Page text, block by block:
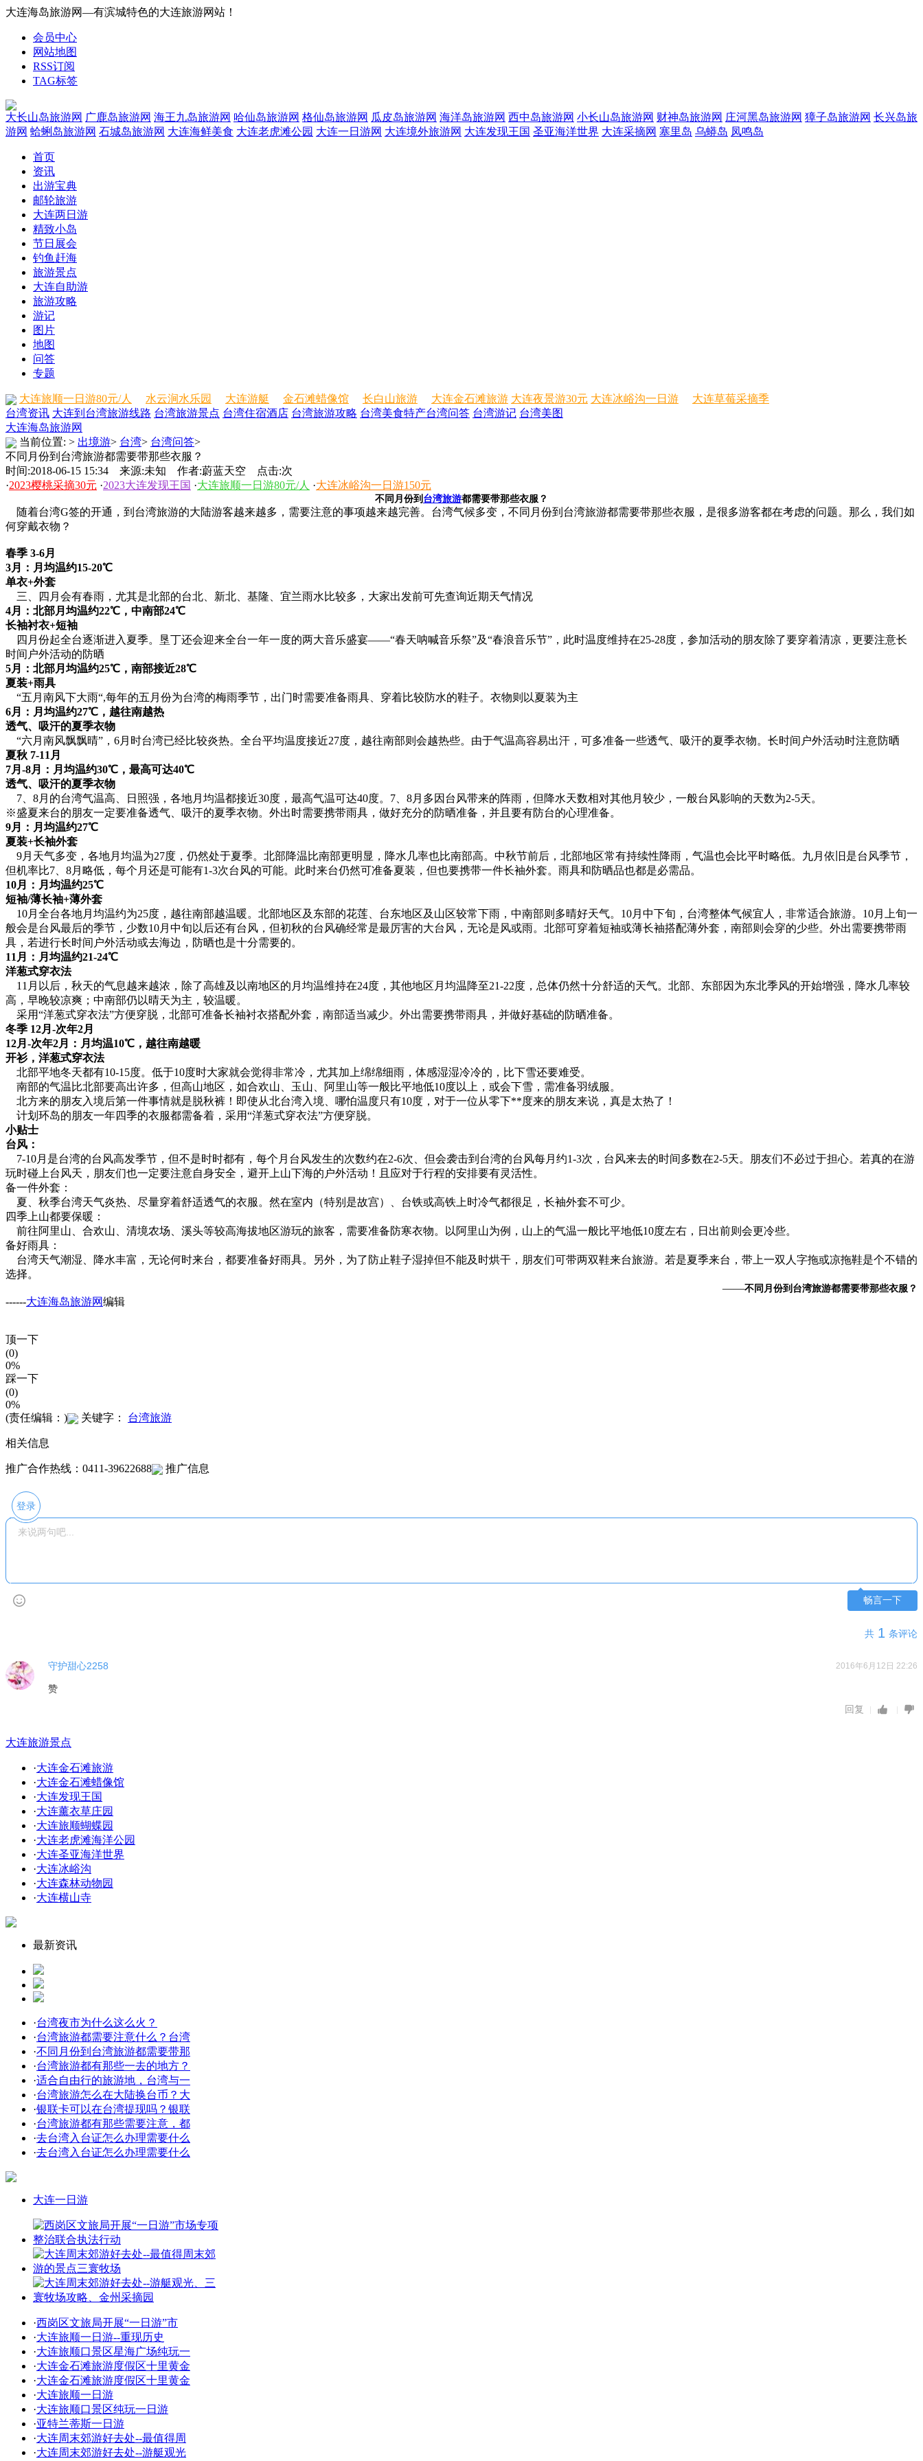
大连海岛旅游网—有滨城特色的大连旅游网站！
会员中心
网站地图
RSS订阅
TAG标签
大长山岛旅游网 广鹿岛旅游网 海王九岛旅游网 哈仙岛旅游网 格仙岛旅游网 瓜皮岛旅游网 海洋岛旅游网 西中岛旅游网 小长山岛旅游网 财神岛旅游网 庄河黑岛旅游网 獐子岛旅游网 长兴岛旅
游网 蛤蜊岛旅游网 石城岛旅游网 大连海鲜美食 大连老虎滩公园 大连一日游网 大连境外旅游网 大连发现王国 圣亚海洋世界 大连采摘网 塞里岛 乌蟒岛 凤鸣岛
首页
资讯
出游宝典
邮轮旅游
大连两日游
精致小岛
节日展会
钓鱼赶海
旅游景点
大连自助游
旅游攻略
游记
图片
地图
问答
专题
大连旅顺一日游80元/人 水云涧水乐园 大连游艇 金石滩蜡像馆 长白山旅游 大连金石滩旅游 大连夜景游30元 大连冰峪沟一日游
大连草莓采摘季
台湾资讯 大连到台湾旅游线路 台湾旅游景点 台湾住宿酒店 台湾旅游攻略 台湾美食特产台湾问答 台湾游记 台湾美图
大连海岛旅游网
当前位置: > 出境游> 台湾> 台湾问答>
不同月份到台湾旅游都需要带那些衣服？
时间:2018-06-15 15:34 来源:未知 作者:蔚蓝天空 点击:次
·2023樱桃采摘30元 ·2023大连发现王国 ·大连旅顺一日游80元/人 ·大连冰峪沟一日游150元
不同月份到 台湾旅游都需要带那些衣服？
随着台湾G签的开通，到台湾旅游的大陆游客越来越多，需要注意的事项越来越完善。台湾气候多变，不同月份到台湾旅游都需要带那些衣服，是很多游客都在考虑的问题。那么，我们如
何穿戴衣物？
春季 3-6月
3月：月均温约15-20℃
单衣+外套
三、四月会有春雨，尤其是北部的台北、新北、基隆、宜兰雨水比较多，大家出发前可先查询近期天气情况
4月：北部月均温约22℃，中南部24℃
长袖衬衣+短袖
四月份起全台逐渐进入夏季。垦丁还会迎来全台一年一度的两大音乐盛宴——“春天呐喊音乐祭”及“春浪音乐节”，此时温度维持在25-28度，参加活动的朋友除了要穿着清凉，更要注意长
时间户外活动的防晒
5月：北部月均温约25℃，南部接近28℃
夏装+雨具
“五月南风下大雨“,每年的五月份为台湾的梅雨季节，出门时需要准备雨具、穿着比较防水的鞋子。衣物则以夏装为主
6月：月均温约27℃，越往南越热
透气、吸汗的夏季衣物
“六月南风飘飘晴”，6月时台湾已经比较炎热。全台平均温度接近27度，越往南部则会越热些。由于气温高容易出汗，可多准备一些透气、吸汗的夏季衣物。长时间户外活动时注意防晒
夏秋 7-11月
7月-8月：月均温约30℃，最高可达40℃
透气、吸汗的夏季衣物
7、8月的台湾气温高、日照强，各地月均温都接近30度，最高气温可达40度。7、8月多因台风带来的阵雨，但降水天数相对其他月较少，一般台风影响的天数为2-5天。
※盛夏来台的朋友一定要准备透气、吸汗的夏季衣物。外出时需要携带雨具，做好充分的防晒准备，并且要有防台的心理准备。
9月：月均温约27℃
夏装+长袖外套
9月天气多变，各地月均温为27度，仍然处于夏季。北部降温比南部更明显，降水几率也比南部高。中秋节前后，北部地区常有持续性降雨，气温也会比平时略低。九月依旧是台风季节，
但机率比7、8月略低，每个月还是可能有1-3次台风的可能。此时来台仍然可准备夏装，但也要携带一件长袖外套。雨具和防晒品也都是必需品。
10月：月均温约25℃
短袖/薄长袖+薄外套
10月全台各地月均温约为25度，越往南部越温暖。北部地区及东部的花莲、台东地区及山区较常下雨，中南部则多晴好天气。10月中下旬，台湾整体气候宜人，非常适合旅游。10月上旬一
般会是台风最后的季节，少数10月中旬以后还有台风，但初秋的台风确经常是最厉害的大台风，无论是风或雨。北部可穿着短袖或薄长袖搭配薄外套，南部则会穿的少些。外出需要携带雨
具，若进行长时间户外活动或去海边，防晒也是十分需要的。
11月：月均温约21-24℃
洋葱式穿衣法
11月以后，秋天的气息越来越浓，除了高雄及以南地区的月均温维持在24度，其他地区月均温降至21-22度，总体仍然十分舒适的天气。北部、东部因为东北季风的开始增强，降水几率较
高，早晚较凉爽；中南部仍以晴天为主，较温暖。
采用“洋葱式穿衣法”方便穿脱，北部可准备长袖衬衣搭配外套，南部适当减少。外出需要携带雨具，并做好基础的防晒准备。
冬季 12月-次年2月
12月-次年2月：月均温10℃，越往南越暖
开衫，洋葱式穿衣法
北部平地冬天都有10-15度。低于10度时大家就会觉得非常冷，尤其加上绵绵细雨，体感湿湿冷冷的，比下雪还要难受。
南部的气温比北部要高出许多，但高山地区，如合欢山、玉山、阿里山等一般比平地低10度以上，或会下雪，需准备羽绒服。
北方来的朋友入境后第一件事情就是脱秋裤！即使从北台湾入境、哪怕温度只有10度，对于一位从零下**度来的朋友来说，真是太热了！
计划环岛的朋友一年四季的衣服都需备着，采用“洋葱式穿衣法”方便穿脱。
小贴士
台风：
7-10月是台湾的台风高发季节，但不是时时都有，每个月台风发生的次数约在2-6次、但会袭击到台湾的台风每月约1-3次，台风来去的时间多数在2-5天。朋友们不必过于担心。若真的在游
玩时碰上台风天，朋友们也一定要注意自身安全，避开上山下海的户外活动！且应对于行程的安排要有灵活性。
备一件外套：
夏、秋季台湾天气炎热、尽量穿着舒适透气的衣服。然在室内（特别是故宫）、台铁或高铁上时冷气都很足，长袖外套不可少。
四季上山都要保暖：
前往阿里山、合欢山、清境农场、溪头等较高海拔地区游玩的旅客，需要准备防寒衣物。以阿里山为例，山上的气温一般比平地低10度左右，日出前则会更冷些。
备好雨具：
台湾天气潮湿、降水丰富，无论何时来台，都要准备好雨具。另外，为了防止鞋子湿掉但不能及时烘干，朋友们可带两双鞋来台旅游。若是夏季来台，带上一双人字拖或凉拖鞋是个不错的
选择。
——不同月份到台湾旅游都需要带那些衣服？
------大连海岛旅游网编辑
顶一下
(0)
0%
踩一下
(0)
0%
(责任编辑：)
关键字： 台湾旅游
相关信息
推广合作热线：0411-39622688 推广信息
登录
畅言一下
共 1 条评论
2016年6月12日 22:26
守护甜心2258
赞
回复
大连旅游景点
·大连金石滩旅游
·大连金石滩蜡像馆
·大连发现王国
·大连薰衣草庄园
·大连旅顺蝴蝶园
·大连老虎滩海洋公园
·大连圣亚海洋世界
·大连冰峪沟
·大连森林动物园
·大连横山寺
最新资讯
·台湾夜市为什么这么火？
·台湾旅游都需要注意什么？台湾
·不同月份到台湾旅游都需要带那
·台湾旅游都有那些一去的地方？
·适合自由行的旅游地，台湾与一
·台湾旅游怎么在大陆换台币？大
·银联卡可以在台湾提现吗？银联
·台湾旅游都有那些需要注意，都
·去台湾入台证怎么办理需要什么
·去台湾入台证怎么办理需要什么
大连一日游
·西岗区文旅局开展“一日游”市
·大连旅顺一日游--重现历史
·大连旅顺口景区星海广场纯玩一
·大连金石滩旅游度假区十里黄金
·大连金石滩旅游度假区十里黄金
·大连旅顺一日游
·大连旅顺口景区纯玩一日游
·亚特兰蒂斯一日游
·大连周末郊游好去处--最值得周
·大连周末郊游好去处--游艇观光